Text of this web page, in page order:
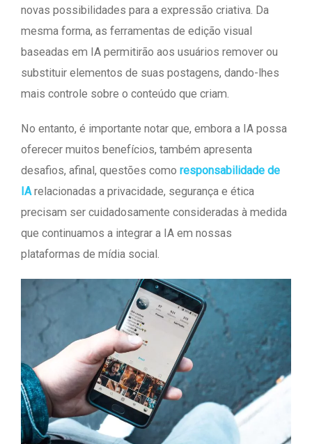
novas possibilidades para a expressão criativa. Da
mesma forma, as ferramentas de edição visual
baseadas em IA permitirão aos usuários remover ou
substituir elementos de suas postagens, dando-lhes
mais controle sobre o conteúdo que criam.
No entanto, é importante notar que, embora a IA possa
oferecer muitos benefícios, também apresenta
desafios, afinal, questões como responsabilidade de
IA relacionadas a privacidade, segurança e ética
precisam ser cuidadosamente consideradas à medida
que continuamos a integrar a IA em nossas
plataformas de mídia social.